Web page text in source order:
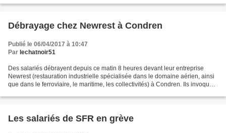
Débrayage chez Newrest à Condren
Publié le 06/04/2017 à 10:47
Par lechatnoir51
Des salariés débrayent depuis ce matin 8 heures devant leur entreprise
Newrest (restauration industrielle spécialisée dans le domaine aérien, ainsi
que dans le ferroviaire, le maritime, les collectivités) à Condren. Ils invoquent
Les salariés de SFR en grève